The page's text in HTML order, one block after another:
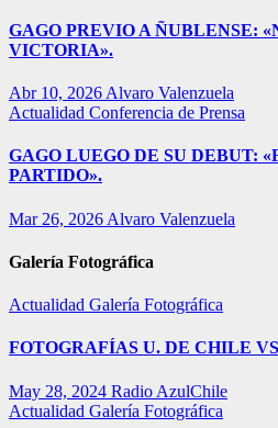
GAGO PREVIO A ÑUBLENSE:
VICTORIA».
Abr 10, 2026 Alvaro Valenzuela
Actualidad Conferencia de Prensa
GAGO LUEGO DE SU DEBUT:
PARTIDO».
Mar 26, 2026 Alvaro Valenzuela
Galería Fotográfica
Actualidad Galería Fotográfica
FOTOGRAFÍAS U. DE CHILE
May 28, 2024 Radio AzulChile
Actualidad Galería Fotográfica